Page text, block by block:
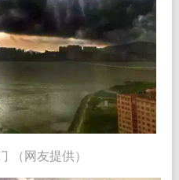
（网友提供）